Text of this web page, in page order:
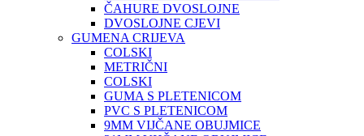
ČAHURE DVOSLOJNE
DVOSLOJNE CJEVI
GUMENA CRIJEVA
COLSKI
METRIČNI
COLSKI
GUMA S PLETENICOM
PVC S PLETENICOM
9MM VIJČANE OBUJMICE